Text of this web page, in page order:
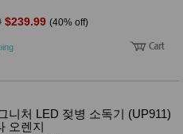
$239.99 (40% off)
니처 LED 젖병 소독기 (UP911)
오렌지